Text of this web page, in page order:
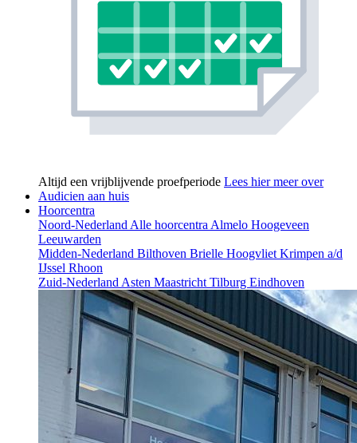
Altijd een vrijblijvende proefperiode Lees hier meer over
Audicien aan huis
Hoorcentra
Noord-Nederland Alle hoorcentra Almelo Hoogeveen
Leeuwarden
Midden-Nederland Bilthoven Brielle Hoogvliet Krimpen a/d
IJssel Rhoon
Zuid-Nederland Asten Maastricht Tilburg Eindhoven